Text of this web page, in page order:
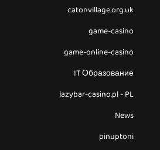
catonvillage.org.uk
game-casino
game-online-casino
IT Образование
lazybar-casino.pl - PL
News
pinuptoni